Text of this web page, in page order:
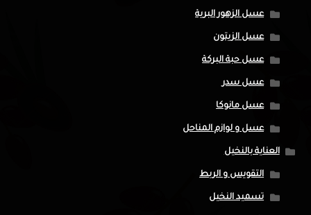
عسل الزهور البرية
عسل الزيتون
عسل حبة البركة
عسل سدر
عسل مانوكا
عسل و لوازم المناحل
العناية بالنخيل
التقويس و الربط
تسميد النخيل